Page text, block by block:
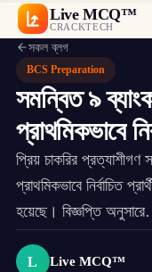
Live MCQ™
CRACKTECH
সকল ব্লগ
BCS Preparation
সমন্বিত ৯
প্রাথমিকভাবে
প্রিয় চাকরির প্রত্যাশীগণ
প্রাথমিকভাবে নির্বাচিত
হয়েছে। বিজ্ঞপ্তি
L Live MCQ™